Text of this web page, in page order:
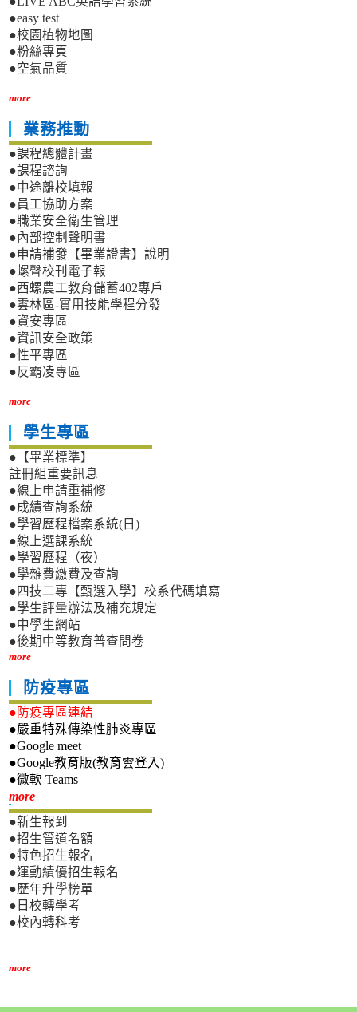
●easy test
●校園植物地圖
●粉絲專頁
●空氣品質
more
業務推動
●課程總體計畫
●課程諮詢
●中途離校填報
●員工協助方案
●職業安全衛生管理
●內部控制聲明書
●申請補發【畢業證書】說明
●螺聲校刊電子報
●西螺農工教育儲蓄402專戶
●雲林區-實用技能學程分發
●資安專區
●資訊安全政策
●性平專區
●反霸凌專區
more
學生專區
●【畢業標準】
註冊組重要訊息
●線上申請重補修
●成績查詢系統
●學習歷程檔案系統(日)
●線上選課系統
●學習歷程（夜）
●學雜費繳費及查詢
●四技二專【甄選入學】校系代碼填寫
●學生評量辦法及補充規定
●中學生網站
●後期中等教育普查問卷
more
防疫專區
●防疫專區連結
●嚴重特殊傳染性肺炎專區
●Google meet
●Google教育版(教育雲登入)
●微軟 Teams
more新生專區
●新生報到
●招生管道名額
●特色招生報名
●運動績優招生報名
●歷年升學榜單
●日校轉學考
●校內轉科考
more